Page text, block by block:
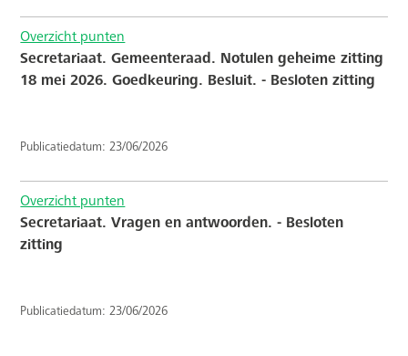
Overzicht punten
Secretariaat. Gemeenteraad. Notulen geheime zitting
18 mei 2026. Goedkeuring. Besluit. - Besloten zitting
Publicatiedatum: 23/06/2026
Overzicht punten
Secretariaat. Vragen en antwoorden. - Besloten
zitting
Publicatiedatum: 23/06/2026